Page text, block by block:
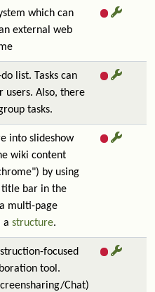
which can
external web
list. Tasks can
users. Also, there
tasks.
into slideshow
wiki content
by using
bar in the
multi-page
a structure.
focused
tool.
Chat)